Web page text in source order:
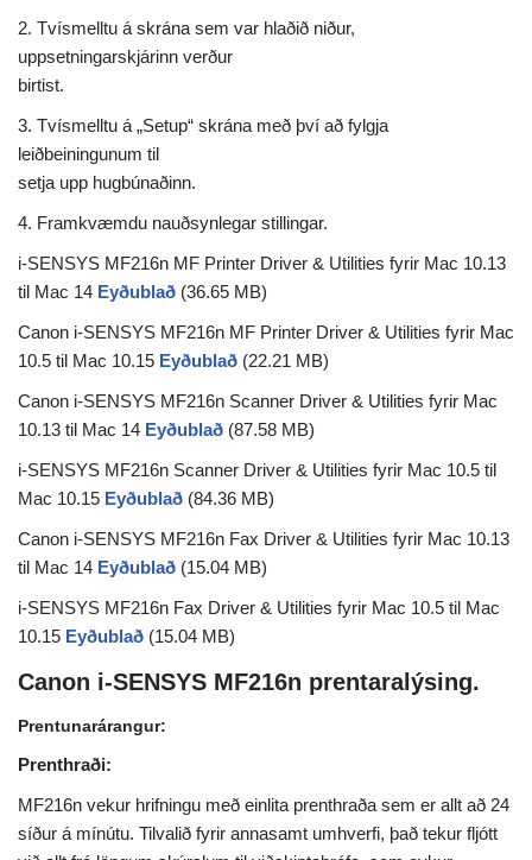
2. Tvísmelltu á skrána sem var hlaðið niður,
uppsetningarskjárinn verður
birtist.
3. Tvísmelltu á „Setup“ skrána með því að fylgja
leiðbeiningunum til
setja upp hugbúnaðinn.
4. Framkvæmdu nauðsynlegar stillingar.
i-SENSYS MF216n MF Printer Driver & Utilities fyrir Mac 10.13
til Mac 14 Eyðublað (36.65 MB)
Canon i-SENSYS MF216n MF Printer Driver & Utilities fyrir Mac
10.5 til Mac 10.15 Eyðublað (22.21 MB)
Canon i-SENSYS MF216n Scanner Driver & Utilities fyrir Mac
10.13 til Mac 14 Eyðublað (87.58 MB)
i-SENSYS MF216n Scanner Driver & Utilities fyrir Mac 10.5 til
Mac 10.15 Eyðublað (84.36 MB)
Canon i-SENSYS MF216n Fax Driver & Utilities fyrir Mac 10.13
til Mac 14 Eyðublað (15.04 MB)
i-SENSYS MF216n Fax Driver & Utilities fyrir Mac 10.5 til Mac
10.15 Eyðublað (15.04 MB)
Canon i-SENSYS MF216n prentaralýsing.
Prentunarárangur:
Prenthraði:
MF216n vekur hrifningu með einlita prenthraða sem er allt að 24
síður á mínútu. Tilvalið fyrir annasamt umhverfi, það tekur fljótt